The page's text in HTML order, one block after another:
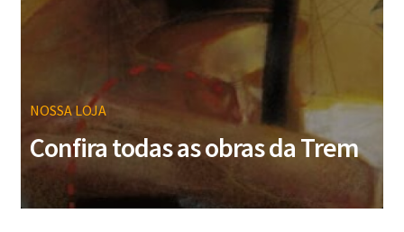
NOSSA LOJA
Confira todas as obras da Trem